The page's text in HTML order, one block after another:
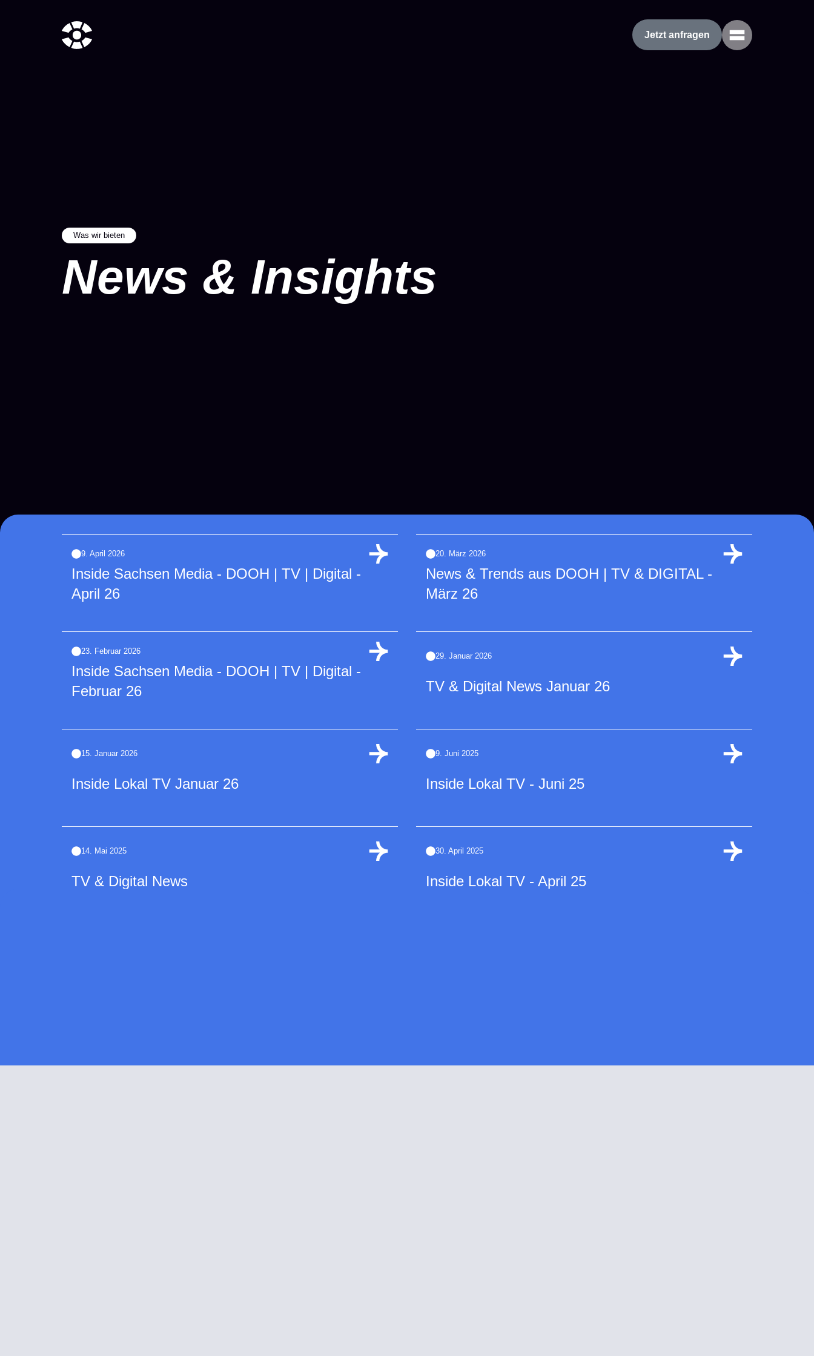
Jetzt anfragen
Was wir bieten
News & Insights
9. April 2026
Inside Sachsen Media - DOOH | TV | Digital -
April 26
20. März 2026
News & Trends aus DOOH | TV & DIGITAL -
März 26
23. Februar 2026
Inside Sachsen Media - DOOH | TV | Digital -
Februar 26
29. Januar 2026
TV & Digital News Januar 26
15. Januar 2026
Inside Lokal TV Januar 26
9. Juni 2025
Inside Lokal TV - Juni 25
14. Mai 2025
TV & Digital News
30. April 2025
Inside Lokal TV - April 25